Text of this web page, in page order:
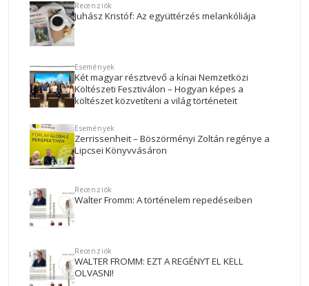
Recenziók
Juhász Kristóf: Az együttérzés melankóliája
Események
Két magyar résztvevő a kínai Nemzetközi
Költészeti Fesztiválon – Hogyan képes a
költészet közvetíteni a világ történeteit
Események
Zerrissenheit – Böszörményi Zoltán regénye a
Lipcsei Könyvvásáron
Recenziók
Walter Fromm: A történelem repedéseiben
Recenziók
WALTER FROMM: EZT A REGÉNYT EL KELL
OLVASNI!